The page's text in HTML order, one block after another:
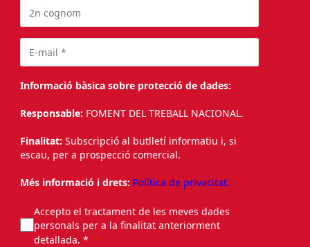
Informació bàsica sobre protecció de dades:
Responsable: FOMENT DEL TREBALL NACIONAL.
Finalitat: Subscripció al butlletí informatiu i, si
escau, per a prospecció comercial.
Més informació i drets: Política de privacitat.
Accepto el tractament de les meves dades
personals per a la finalitat anteriorment
detallada. *